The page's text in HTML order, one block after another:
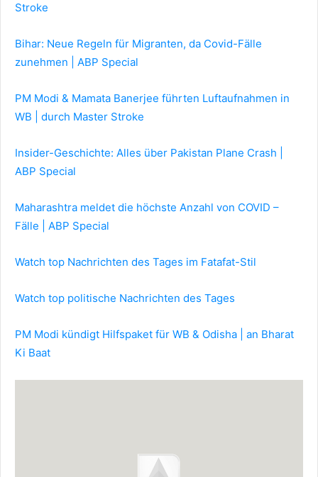
Stroke
Bihar: Neue Regeln für Migranten, da Covid-Fälle
zunehmen | ABP Special
PM Modi & Mamata Banerjee führten Luftaufnahmen in
WB | durch Master Stroke
Insider-Geschichte: Alles über Pakistan Plane Crash |
ABP Special
Maharashtra meldet die höchste Anzahl von COVID –
Fälle | ABP Special
Watch top Nachrichten des Tages im Fatafat-Stil
Watch top politische Nachrichten des Tages
PM Modi kündigt Hilfspaket für WB & Odisha | an Bharat
Ki Baat